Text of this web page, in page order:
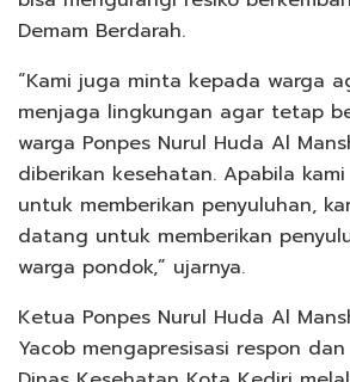
Demam Berdarah.
“Kami juga minta kepada warga
menjaga lingkungan agar tetap
warga Ponpes Nurul Huda Al
diberikan kesehatan. Apabila
untuk memberikan penyuluhan,
datang untuk memberikan
warga pondok,” ujarnya.
Ketua Ponpes Nurul Huda Al
Yacob mengapresisasi respon